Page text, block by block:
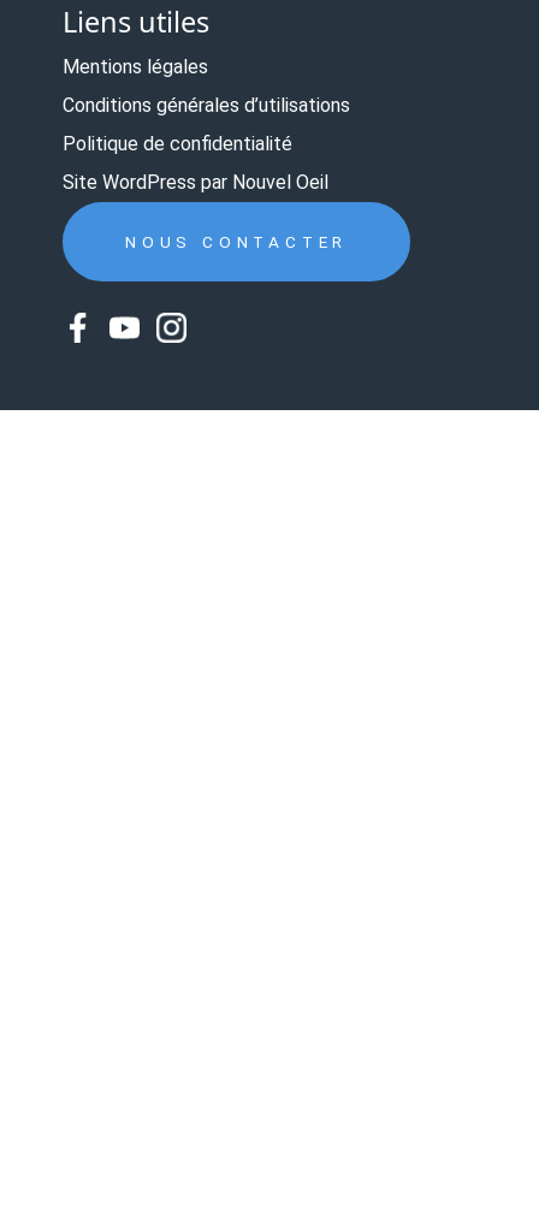
Liens utiles
Mentions légales
Conditions générales d’utilisations
Politique de confidentialité
Site WordPress par Nouvel Oeil
NOUS CONTACTER